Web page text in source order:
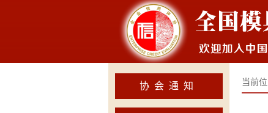
协会通知 当前位